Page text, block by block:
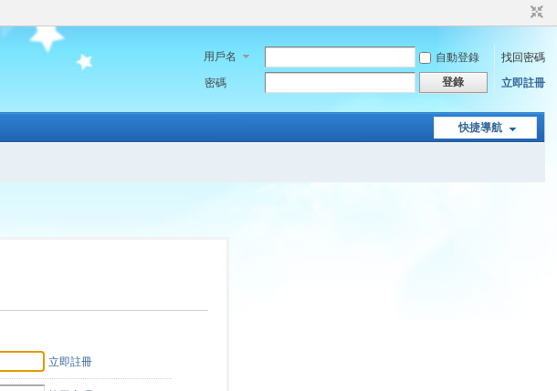
用戶名 自動登錄
找回密碼
密碼
登錄 立即註冊
快捷導航
立即註冊